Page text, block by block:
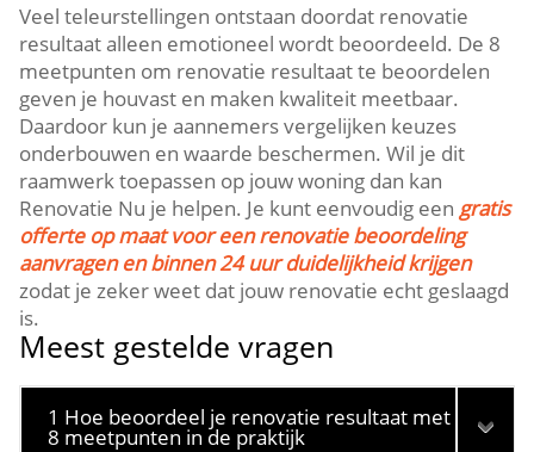
Veel teleurstellingen ontstaan doordat renovatie
resultaat alleen emotioneel wordt beoordeeld.​ De 8
meetpunten om renovatie resultaat te beoordelen
geven je houvast en maken kwaliteit meetbaar.​
Daardoor kun je aannemers vergelijken keuzes
onderbouwen en waarde beschermen.​ Wil je dit
raamwerk toepassen op jouw woning dan kan
Renovatie Nu je helpen.​ Je kunt eenvoudig een gratis
offerte op maat voor een renovatie beoordeling
aanvragen en binnen 24 uur duidelijkheid krijgen
zodat je zeker weet dat jouw renovatie echt geslaagd
is.​
Meest gestelde vragen
1 Hoe beoordeel je renovatie resultaat met
8 meetpunten in de praktijk